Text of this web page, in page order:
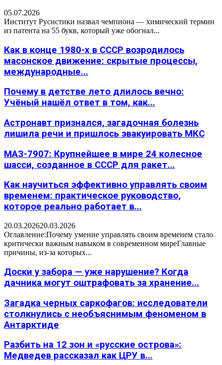
05.07.2026
Институт Русистики назвал чемпиона — химический термин
из патента на 55 букв, который уже обогнал...
Как в конце 1980-х в СССР возродилось
масонское движение: скрытые процессы,
международные...
Почему в детстве лето длилось вечно:
Учёный нашёл ответ в том, как...
Астронавт признался, загадочная болезнь
лишила речи и пришлось эвакуировать МКС
МАЗ-7907: Крупнейшее в мире 24 колесное
шасси, созданное в СССР для ракет...
Как научиться эффективно управлять своим
временем: практическое руководство,
которое реально работает в...
20.03.202620.03.2026
Оглавление:Почему умение управлять своим временем стало
критически важным навыком в современном миреГлавные
причины, из-за которых...
Доски у забора — уже нарушение? Когда
дачника могут оштрафовать за хранение...
Загадка черных саркофагов: исследователи
столкнулись с необъяснимым феноменом в
Антарктиде
Разбить на 12 зон и «русские острова»:
Медведев рассказал как ЦРУ в...